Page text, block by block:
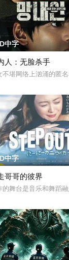
开一段魔法般的故事
的摄影师瑞真展开
中字
人：无脸杀手
不堪网络上汹涌的匿
报仇”，“娘娘索命
像杀人事件，勘案过
中字
哥哥的彼界
的舞台是音乐和舞蹈